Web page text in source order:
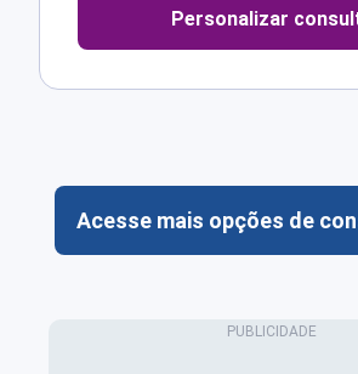
Personalizar
Acesse mais opções de